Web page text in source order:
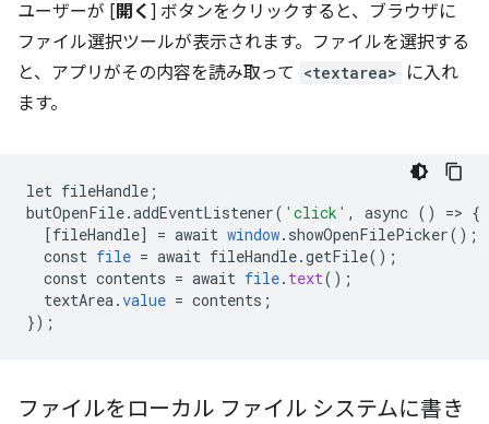
ユーザーが [ 開く ] ボタンをクリックすると、ブラウザに
ファイル選択ツールが表示されます。ファイルを選択する
と、アプリがその内容を読み取って <textarea> に入れ
ます。
let fileHandle ;
butOpenFile.addEventListener( 'click' , async () => {
[fileHandle] = await window. showOpenFilePicker();
const file = await fileHandle.getFile();
const contents = await file. text();
textArea.value = contents ;
});
ファイルをローカル ファイル システムに書き